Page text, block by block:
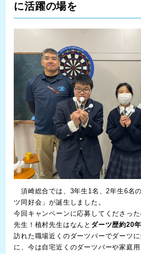
に活躍の場を
須崎総合では、3年生1名、2年生6名
ツ同好会」が誕生しました。
今回キャンペーンに応募してくださっ
先生！植村先生はなんと ダーツ歴約20年
訪れた職場近くのダーツバーでダーツ
に、今は自宅近くのダーツバーや家庭